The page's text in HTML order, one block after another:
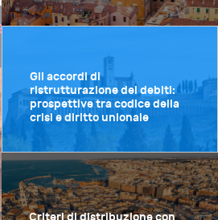
Gli accordi di
ristrutturazione dei debiti:
prospettive tra codice della
crisi e diritto unionale
Criteri di distribuzione con